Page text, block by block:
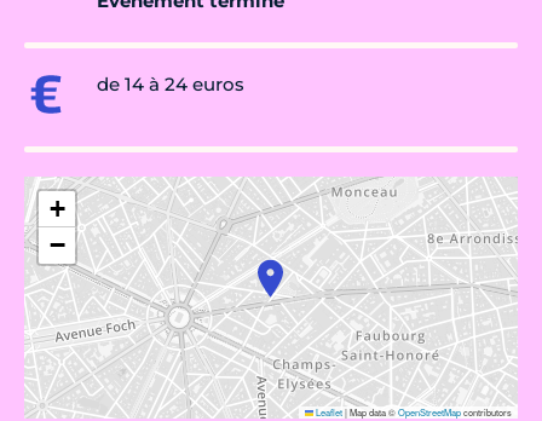
de 14 à 24 euros
+
−
Leaflet|Map data ©OpenStreetMapcontributors